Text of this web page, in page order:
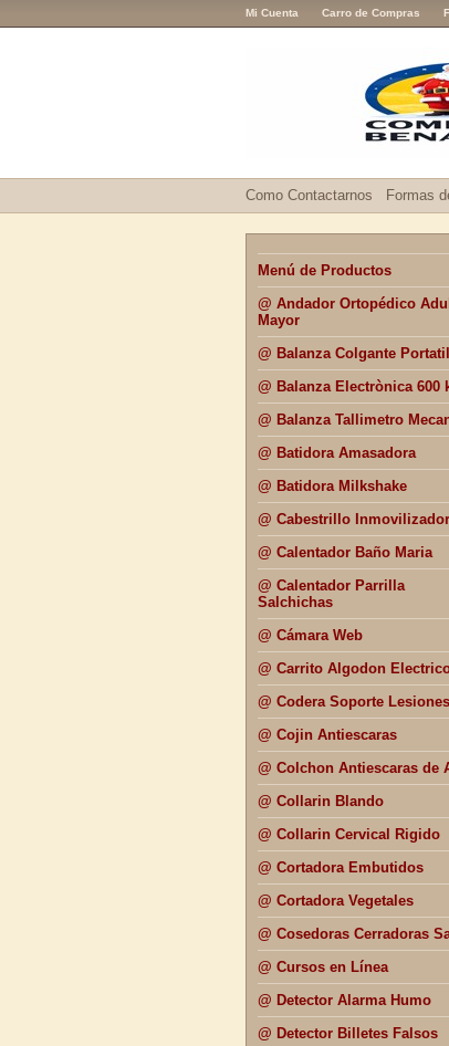
Mi Cuenta Carro de Compras
Como Contactarnos Formas
Menú de Productos
@ Andador Ortopédico
Mayor
@ Balanza Colgante Portatil
@ Balanza Electrònica 600
@ Balanza Tallimetro
@ Batidora Amasadora
@ Batidora Milkshake
@ Cabestrillo Inmovilizador
@ Calentador Baño Maria
@ Calentador Parrilla
Salchichas
@ Cámara Web
@ Carrito Algodon
@ Codera Soporte Lesiones
@ Cojin Antiescaras
@ Colchon Antiescaras de
@ Collarin Blando
@ Collarin Cervical Rigido
@ Cortadora Embutidos
@ Cortadora Vegetales
@ Cosedoras Cerradoras
@ Cursos en Línea
@ Detector Alarma Humo
@ Detector Billetes Falsos